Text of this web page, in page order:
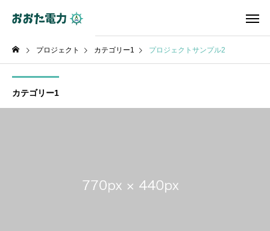
プロジェクト カテゴリー1 プロジェクトサンプル2
カテゴリー1